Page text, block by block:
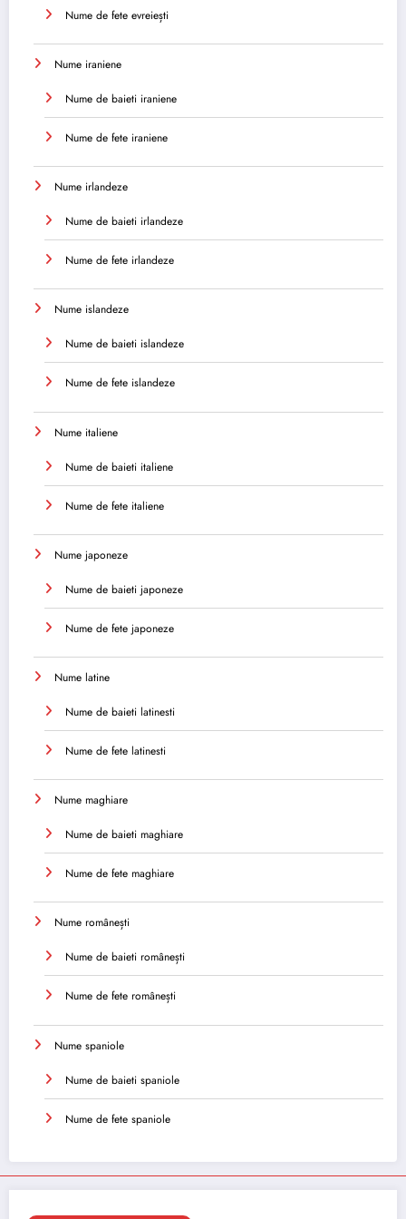
Nume de fete evreiești
Nume iraniene
Nume de baieti iraniene
Nume de fete iraniene
Nume irlandeze
Nume de baieti irlandeze
Nume de fete irlandeze
Nume islandeze
Nume de baieti islandeze
Nume de fete islandeze
Nume italiene
Nume de baieti italiene
Nume de fete italiene
Nume japoneze
Nume de baieti japoneze
Nume de fete japoneze
Nume latine
Nume de baieti latinesti
Nume de fete latinesti
Nume maghiare
Nume de baieti maghiare
Nume de fete maghiare
Nume românești
Nume de baieti românești
Nume de fete românești
Nume spaniole
Nume de baieti spaniole
Nume de fete spaniole